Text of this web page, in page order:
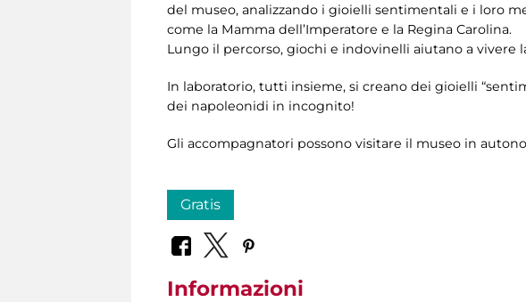
del museo, analizzando i gioielli sentimentali e i loro
come la Mamma dell’Imperatore e la Regina Carolina.
Lungo il percorso, giochi e indovinelli aiutano a vivere
In laboratorio, tutti insieme, si creano dei gioielli
dei napoleonidi in incognito!
Gli accompagnatori possono visitare il museo in
Gratis
Informazioni